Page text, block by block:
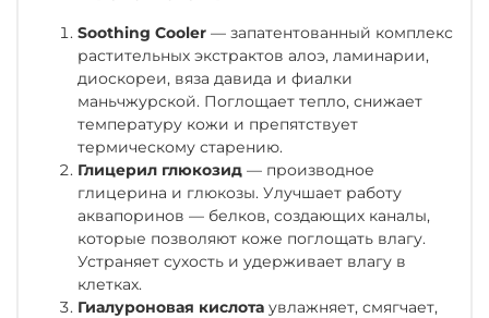
Soothing Cooler — запатентованный комплекс
растительных экстрактов алоэ, ламинарии,
диоскореи, вяза давида и фиалки
маньчжурской. Поглощает тепло, снижает
температуру кожи и препятствует
термическому старению.
Глицерил глюкозид — производное
глицерина и глюкозы. Улучшает работу
аквапоринов — белков, создающих каналы,
которые позволяют коже поглощать влагу.
Устраняет сухость и удерживает влагу в
клетках.
Гиалуроновая кислота увлажняет, смягчает,